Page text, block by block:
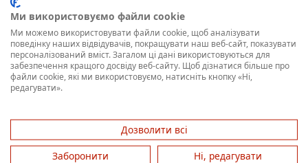
Шлях відправлення Додаткова інформація
Посилка з вами. Дякуємо і чекаємо наступного
разу.
Ми передали відправлення перевізнику. Номер для
відстеження:H1022490176348601012
05. 09. 2024 04:16
Ми використовуємо файли cookie
Ми можемо використовувати файли cookie, щоб аналізувати
поведінку наших відвідувачів, покращувати наш веб-сайт, показувати
персоналізований вміст. Загалом ці дані використовуються для
забезпечення кращого досвіду веб-сайту. Щоб дізнатися більше про
файли cookie, які ми використовуємо, натисніть кнопку «Ні,
редагувати».
Дозволити всі
Заборонити
Ні, редагувати